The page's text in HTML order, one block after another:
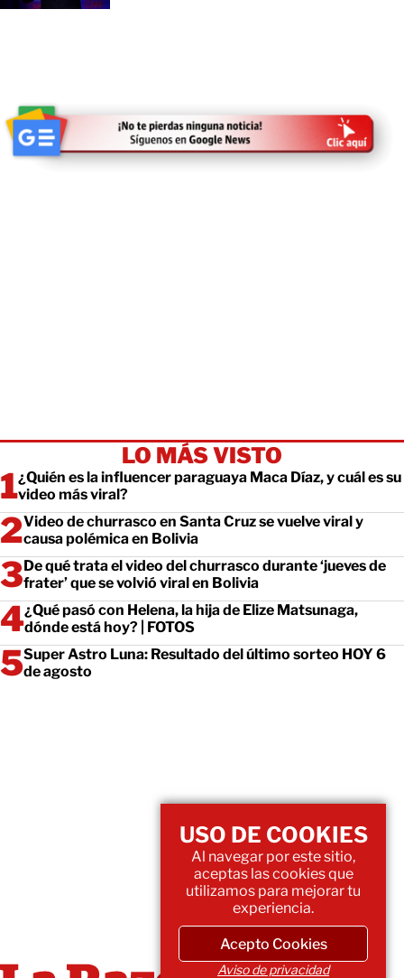
LO MÁS VISTO
¿Quién es la influencer paraguaya Maca Díaz, y cuál es su
video más viral?
Video de churrasco en Santa Cruz se vuelve viral y
causa polémica en Bolivia
De qué trata el video del churrasco durante ‘jueves de
frater’ que se volvió viral en Bolivia
¿Qué pasó con Helena, la hija de Elize Matsunaga,
dónde está hoy? | FOTOS
Super Astro Luna: Resultado del último sorteo HOY 6
de agosto
USO DE COOKIES
Al navegar por este sitio,
aceptas las cookies que
utilizamos para mejorar tu
experiencia.
Acepto Cookies
Aviso de privacidad